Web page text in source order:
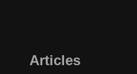
Articles